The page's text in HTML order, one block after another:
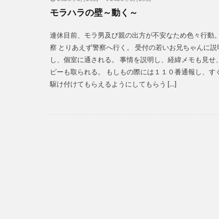
モラハラの壁～動く～
連休目前、モラ男及び親の出方が不安なため色々行動
察 とりあえず警察へ行く。 受付の若いお兄ちゃんに説
し、個室に通される。 事情を説明し、経緯メモも見せ
ピーも取られる。 もしもの際には１１０番通報し、す
駆け付けてもらえるようにしてもらう […]